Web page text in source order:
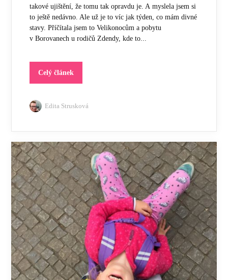
takové ujištění, že tomu tak opravdu je. A myslela jsem si
to ještě nedávno. Ale už je to víc jak týden, co mám divné
stavy. Příčítala jsem to Velikonocům a pobytu
v Borovanech u rodičů Zdendy, kde to...
Celý článek
Edita Strusková